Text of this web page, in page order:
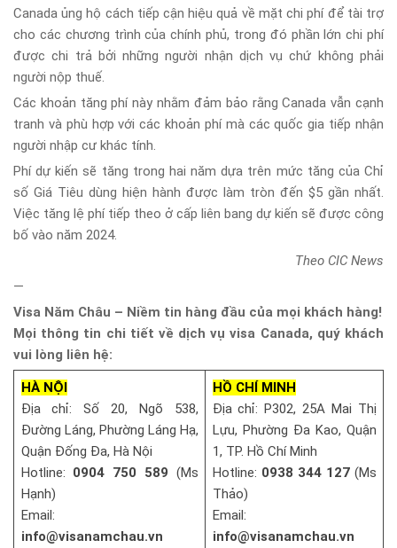
Canada ủng hộ cách tiếp cận hiệu quả về mặt chi phí để tài trợ
cho các chương trình của chính phủ, trong đó phần lớn chi phí
được chi trả bởi những người nhận dịch vụ chứ không phải
người nộp thuế.
Các khoản tăng phí này nhằm đảm bảo rằng Canada vẫn cạnh
tranh và phù hợp với các khoản phí mà các quốc gia tiếp nhận
người nhập cư khác tính.
Phí dự kiến ​​sẽ tăng trong hai năm dựa trên mức tăng của Chỉ
số Giá Tiêu dùng hiện hành được làm tròn đến $5 gần nhất.
Việc tăng lệ phí tiếp theo ở cấp liên bang dự kiến ​​sẽ được công
bố vào năm 2024.
Theo CIC News
—
Visa Năm Châu – Niềm tin hàng đầu của mọi khách hàng!
Mọi thông tin chi tiết về dịch vụ visa Canada, quý khách
vui lòng liên hệ:
HÀ NỘI
Địa chỉ: Số 20, Ngõ 538,
Đường Láng, Phường Láng Hạ,
Quận Đống Đa, Hà Nội
Hotline: 0904 750 589 (Ms
Hạnh)
Email:
info@visanamchau.vn
HỒ CHÍ MINH
Địa chỉ: P302, 25A Mai Thị
Lựu, Phường Đa Kao, Quận
1, TP. Hồ Chí Minh
Hotline: 0938 344 127(Ms
Thảo)
Email:
info@visanamchau.vn